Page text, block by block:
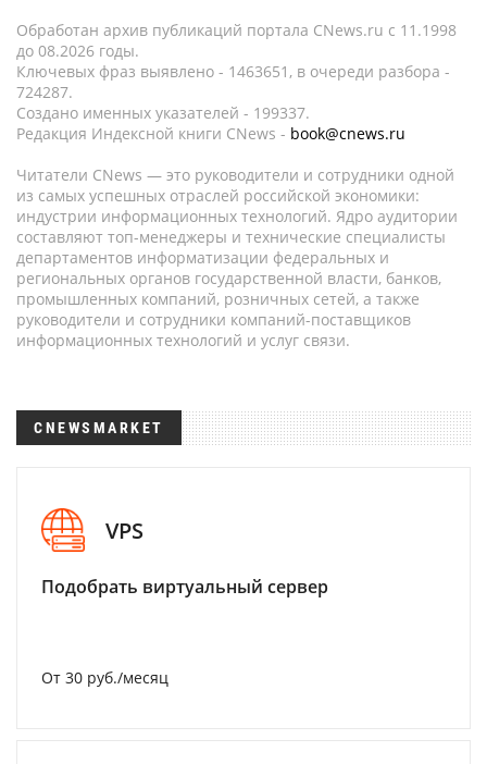
Обработан архив публикаций портала CNews.ru c 11.1998
до 08.2026 годы.
Ключевых фраз выявлено - 1463651, в очереди разбора -
724287.
Создано именных указателей - 199337.
Редакция Индексной книги CNews - book@cnews.ru
Читатели CNews — это руководители и сотрудники одной
из самых успешных отраслей российской экономики:
индустрии информационных технологий. Ядро аудитории
составляют топ-менеджеры и технические специалисты
департаментов информатизации федеральных и
региональных органов государственной власти, банков,
промышленных компаний, розничных сетей, а также
руководители и сотрудники компаний-поставщиков
информационных технологий и услуг связи.
CNEWSMARKET
VPS
Подобрать виртуальный сервер
От 30 руб./месяц